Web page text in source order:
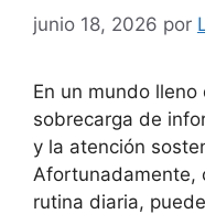
junio 18, 2026 por
En un mundo
sobrecarga de
y la atención
Afortunadamente,
rutina diaria,